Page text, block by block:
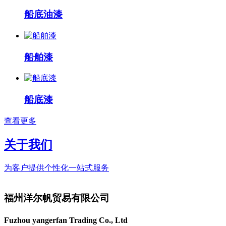
船底油漆
船舶漆
船底漆
查看更多
关于我们
为客户提供个性化一站式服务
福州洋尔帆贸易有限公司
Fuzhou yangerfan Trading Co., Ltd